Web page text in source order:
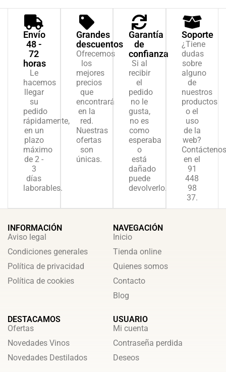
Envío
48 -
72
horas
Le
hacemos
llegar
su
pedido
rápidamente,
en un
plazo
máximo
de 2 -
3
días
laborables.
Grandes
descuentos
Ofrecemos
los
mejores
precios
que
encontrará
en la
red.
Nuestras
ofertas
son
únicas.
Garantía
de
confianza
Si al
recibir
el
pedido
no le
gusta,
no es
como
esperaba
o
está
dañado
puede
devolverlo.
Soporte
¿Tiene
dudas
sobre
alguno
de
nuestros
productos
o el
uso
de la
web?
Contáctenos
en el
91
448
98
37.
INFORMACIÓN
Aviso legal
Condiciones generales
Política de privacidad
Política de cookies
NAVEGACIÓN
Inicio
Tienda online
Quienes somos
Contacto
Blog
DESTACAMOS
Ofertas
Novedades Vinos
Novedades Destilados
USUARIO
Mi cuenta
Contraseña perdida
Deseos